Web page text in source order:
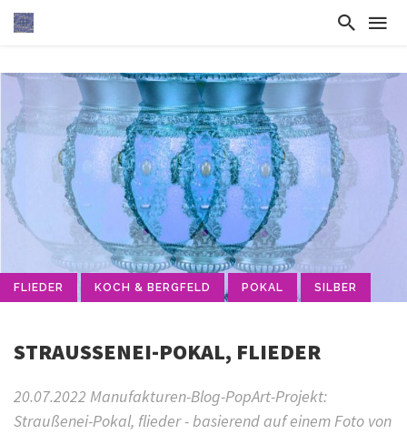
FLIEDER KOCH & BERGFELD POKAL SILBER
STRAUSSENEI-POKAL, FLIEDER
20.07.2022 Manufakturen-Blog-PopArt-Projekt:
Straußenei-Pokal, flieder - basierend auf einem Foto von